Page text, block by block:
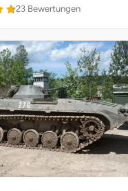
4.7 von 5
23 Bewertungen